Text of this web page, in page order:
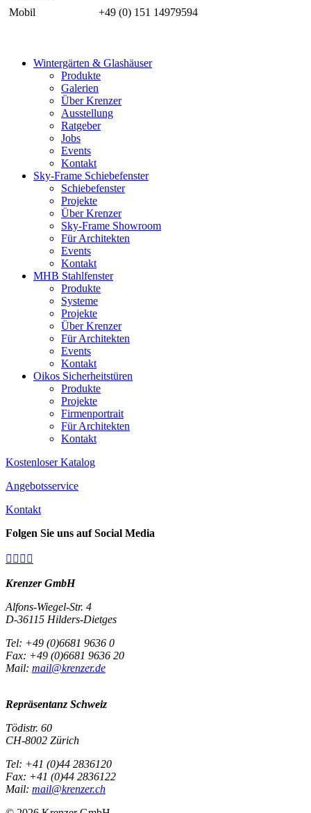
Mobil +49 (0) 151 14979594
Wintergärten & Glashäuser
Produkte
Galerien
Über Krenzer
Ausstellung
Ratgeber
Jobs
Events
Kontakt
Sky-Frame Schiebefenster
Schiebefenster
Projekte
Über Krenzer
Sky-Frame Showroom
Für Architekten
Events
Kontakt
MHB Stahlfenster
Produkte
Systeme
Projekte
Über Krenzer
Für Architekten
Events
Kontakt
Oikos Sicherheitstüren
Produkte
Projekte
Firmenportrait
Für Architekten
Kontakt
Kostenloser Katalog
Angebotsservice
Kontakt
Folgen Sie uns auf Social Media
   
Krenzer GmbH
Alfons-Wiegel-Str. 4
D-36115 Hilders-Dietges
Tel: +49 (0)6681 9636 0
Fax: +49 (0)6681 9636 20
Mail: mail@krenzer.de
Repräsentanz Schweiz
Tödistr. 60
CH-8002 Zürich
Tel: +41 (0)44 2836120
Fax: +41 (0)44 2836122
Mail: mail@krenzer.ch